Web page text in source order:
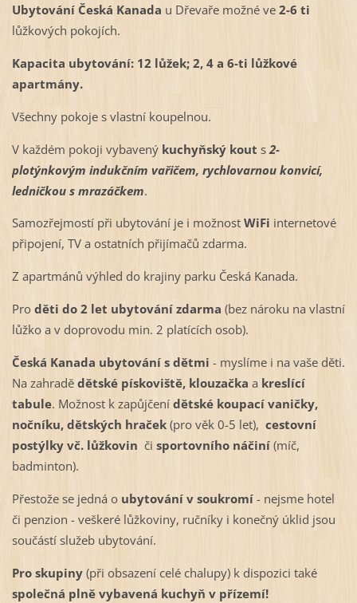
Ubytování Česká Kanada u Dřevaře možné ve 2-6 ti
lůžkových pokojích.
Kapacita ubytování: 12 lůžek; 2, 4 a 6-ti lůžkové
apartmány.
Všechny pokoje s vlastní koupelnou.
V každém pokoji vybavený kuchyňský kout s2-
plotýnkovým indukčním vařičem, rychlovarnou konvicí,
ledničkou s mrazáčkem.
Samozřejmostí při ubytování je i možnost WiFi internetové
připojení, TV a ostatních přijímačů zdarma.
Z apartmánů výhled do krajiny parku Česká Kanada.
Proděti do 2 let ubytování zdarma (bez nároku na vlastní
lůžko a v doprovodu min. 2 platících osob).
Česká Kanada ubytování s dětmi - myslíme i na vaše děti.
Na zahradě dětské pískoviště, klouzačka a kreslící
tabule. Možnost k zapůjčení dětské koupací vaničky,
nočníku, dětských hraček(pro věk 0-5 let), cestovní
postýlky vč. lůžkovin či sportovního náčiní(míč,
badminton).
Přestože se jedná o ubytování v soukromí - nejsme hotel
či penzion - veškeré lůžkoviny, ručníky i konečný úklid jsou
součástí služeb ubytování.
Pro skupiny(při obsazení celé chalupy) k dispozici také
společná plně vybavená kuchyň v přízemí!